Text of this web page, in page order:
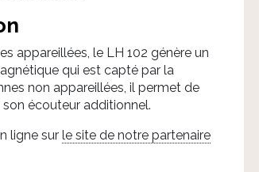
appareillées, le LH 102 génère un
qui est capté par la
non appareillées, il permet de
écouteur additionnel.
ligne sur le site de notre partenaire